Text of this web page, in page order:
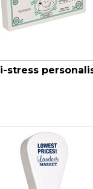
stress